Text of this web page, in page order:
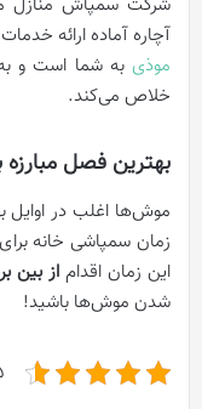
آچاره آماده ارائه
موذی به شما است و
خلاص می‌کند.
بهترین فصل
موش‌ها اغلب در اوایل
زمان سمپاشی خانه
این زمان اقدام از بین
شدن موش‌ها باشید!